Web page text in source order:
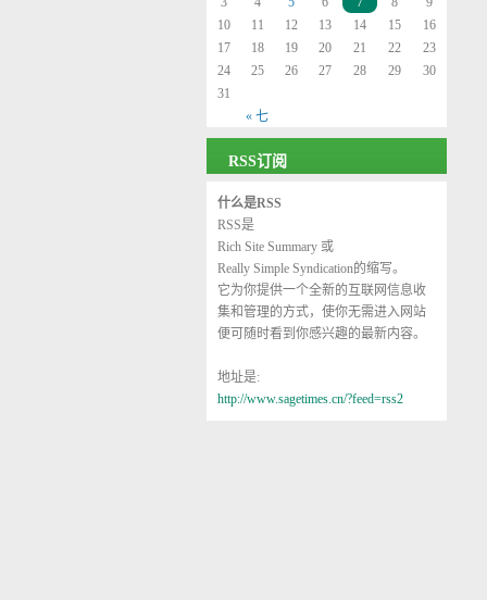
« 七
10
11 12 13 14 15
16
17
18 19 20 21 22
23
24
25 26 27 28 29
30
31
RSS订阅
什么是RSS
RSS是
Rich Site Summary 或
Really Simple Syndication的缩写。
它为你提供一个全新的互联网信息收
集和管理的方式，使你无需进入网站
便可随时看到你感兴趣的最新内容。
地址是:
http://www.sagetimes.cn/?feed=rss2